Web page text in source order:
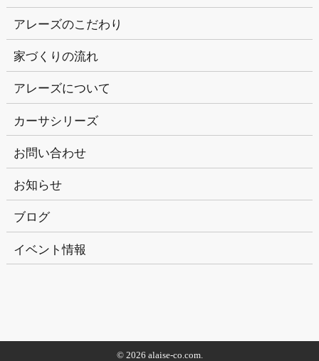
アレーズのこだわり
家づくりの流れ
アレーズについて
カーサシリーズ
お問い合わせ
お知らせ
ブログ
イベント情報
© 2026 alaise-co.com.